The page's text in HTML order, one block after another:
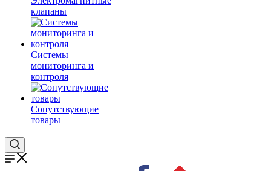
клапаны
Системы
мониторинга и
контроля
Сопутствующие
товары